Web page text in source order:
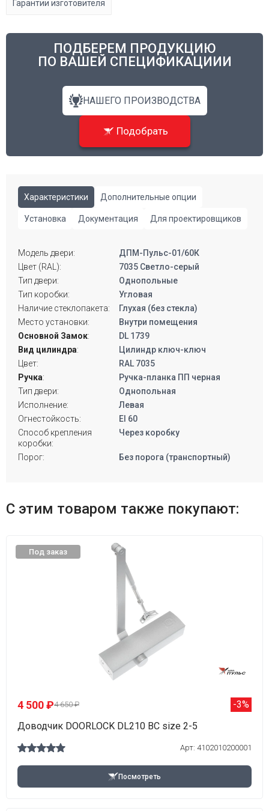
Гарантии изготовителя
ПОДБЕРЕМ ПРОДУКЦИЮ
ПО ВАШЕЙ СПЕЦИФИКАЦИИИ
НАШЕГО ПРОИЗВОДСТВА
Подобрать
Характеристики Дополнительные опции
Установка Документация Для проектировщиков
Модель двери:
ДПМ-Пульс-01/60К
Цвет (RAL):
7035 Светло-серый
Тип двери:
Однопольные
Тип коробки:
Угловая
Наличие стеклопакета:
Глухая (без стекла)
Место установки:
Внутри помещения
Основной Замок:
DL 1739
Вид цилиндра:
Цилиндр ключ-ключ
Цвет:
RAL 7035
Ручка:
Ручка-планка ПП черная
Тип двери:
Однопольная
Исполнение:
Левая
Огнестойкость:
EI 60
Способ крепления
коробки:
Через коробку
Порог: Без порога (транспортный)
С этим товаром также покупают:
Под заказ
4 500 ₽4 650 ₽
-3%
Доводчик DOORLOCK DL210 BC size 2-5
Арт: 4102010200001
Посмотреть